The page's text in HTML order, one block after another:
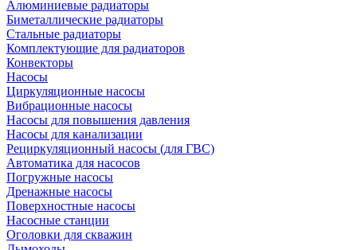
Алюминиевые радиаторы
Биметаллические радиаторы
Стальные радиаторы
Комплектующие для радиаторов
Конвекторы
Насосы
Циркуляционные насосы
Вибрационные насосы
Насосы для повышения давления
Насосы для канализации
Рециркуляционный насосы (для ГВС)
Автоматика для насосов
Погружные насосы
Дренажные насосы
Поверхностные насосы
Насосные станции
Оголовки для скважин